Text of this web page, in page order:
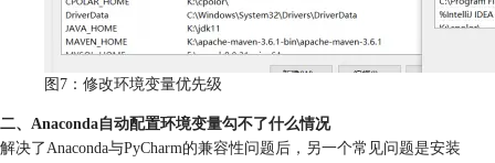
图7：修改环境变量优先级
二、Anaconda自动配置环境变量勾不了什么情况
解决了Anaconda与PyCharm的兼容性问题后，另一个常见问题是安装